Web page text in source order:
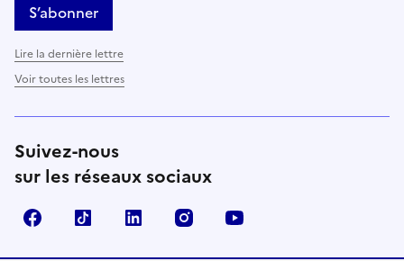
S’abonner
Lire la dernière lettre
Voir toutes les lettres
Suivez-nous
sur les réseaux sociaux
FacebookTikTok LinkedIn Instagram